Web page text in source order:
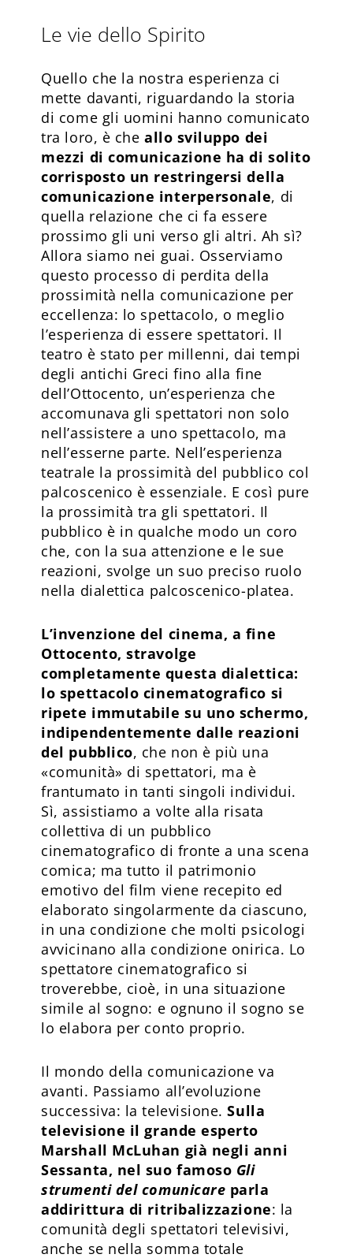
Le vie dello Spirito
Quello che la nostra esperienza ci
mette davanti, riguardando la storia
di come gli uomini hanno comunicato
tra loro, è che allo sviluppo dei
mezzi di comunicazione ha di solito
corrisposto un restringersi della
comunicazione interpersonale, di
quella relazione che ci fa essere
prossimo gli uni verso gli altri. Ah sì?
Allora siamo nei guai. Osserviamo
questo processo di perdita della
prossimità nella comunicazione per
eccellenza: lo spettacolo, o meglio
l’esperienza di essere spettatori. Il
teatro è stato per millenni, dai tempi
degli antichi Greci fino alla fine
dell’Ottocento, un’esperienza che
accomunava gli spettatori non solo
nell’assistere a uno spettacolo, ma
nell’esserne parte. Nell’esperienza
teatrale la prossimità del pubblico col
palcoscenico è essenziale. E così pure
la prossimità tra gli spettatori. Il
pubblico è in qualche modo un coro
che, con la sua attenzione e le sue
reazioni, svolge un suo preciso ruolo
nella dialettica palcoscenico-platea.
L’invenzione del cinema, a fine
Ottocento, stravolge
completamente questa dialettica:
lo spettacolo cinematografico si
ripete immutabile su uno schermo,
indipendentemente dalle reazioni
del pubblico, che non è più una
«comunità» di spettatori, ma è
frantumato in tanti singoli individui.
Sì, assistiamo a volte alla risata
collettiva di un pubblico
cinematografico di fronte a una scena
comica; ma tutto il patrimonio
emotivo del film viene recepito ed
elaborato singolarmente da ciascuno,
in una condizione che molti psicologi
avvicinano alla condizione onirica. Lo
spettatore cinematografico si
troverebbe, cioè, in una situazione
simile al sogno: e ognuno il sogno se
lo elabora per conto proprio.
Il mondo della comunicazione va
avanti. Passiamo all’evoluzione
successiva: la televisione.Sulla
televisione il grande esperto
Marshall McLuhan già negli anni
Sessanta, nel suo famoso Gli
strumenti del comunicare parla
addirittura di ritribalizzazione: la
comunità degli spettatori televisivi,
anche se nella somma totale